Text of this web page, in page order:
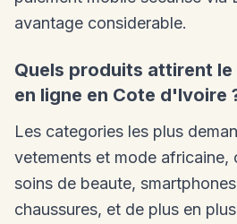
avantage considerable.
Quels produits attirent
en ligne en Cote d'Ivoire
Les categories les plus
vetements et mode africaine,
soins de beaute,
chaussures, et de plus en